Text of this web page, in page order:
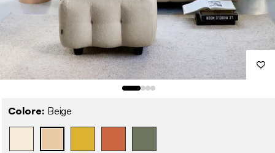
Colore: Beige